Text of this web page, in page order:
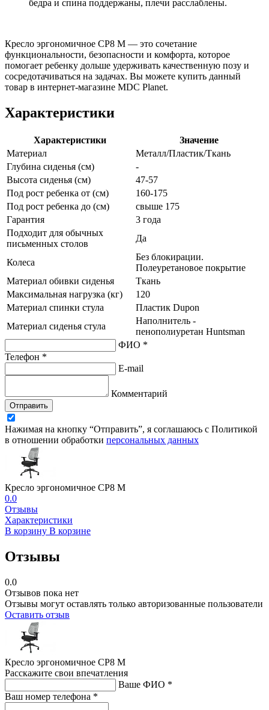
бедра и спина поддержаны, плечи расслаблены.
Кресло эргономичное СР8 М — это сочетание
функциональности, безопасности и комфорта, которое
помогает ребенку дольше удерживать качественную позу и
сосредотачиваться на задачах. Вы можете купить данный
товар в интернет-магазине MDC Planet.
Характеристики
Характеристики
Значение
Материал
Металл/Пластик/Ткань
Глубина сиденья (см)
-
Высота сиденья (см)
47-57
Под рост ребенка от (см)
160-175
Под рост ребенка до (см)
свыше 175
Гарантия
3 года
Подходит для обычных
письменных столов
Да
Колеса
Без блокирации.
Полеуретановое покрытие
Материал обивки сиденья
Ткань
Максимальная нагрузка (кг)
120
Материал спинки стула
Пластик Dupon
Материал сиденья стула
Наполнитель -
пенополиуретан Huntsman
ФИО *
Телефон *
E-mail
Комментарий
Отправить
Нажимая на кнопку “Отправить”, я соглашаюсь с Политикой
в отношении обработки персональных данных
Кресло эргономичное СР8 М
0.0
Отзывы
Характеристики
В корзину В корзине
Отзывы
0.0
Отзывов пока нет
Отзывы могут оставлять только авторизованные пользователи
Оставить отзыв
Кресло эргономичное СР8 М
Расскажите свои впечатления
Ваше ФИО *
Ваш номер телефона *